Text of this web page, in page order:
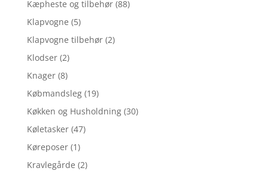
Kæpheste og tilbehør (88)
Klapvogne (5)
Klapvogne tilbehør (2)
Klodser (2)
Knager (8)
Købmandsleg (19)
Køkken og Husholdning (30)
Køletasker (47)
Køreposer (1)
Kravlegårde (2)